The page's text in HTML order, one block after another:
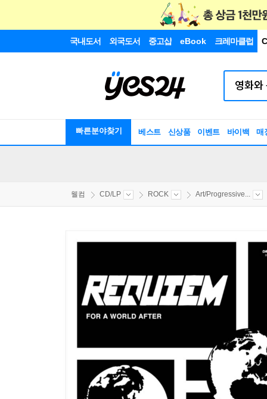
국내도서 외국도서 중고샵 eBook 크레마클럽
빠른분야찾기 베스트 신상품 이벤트 바이백 매
웰컴 CD/LP ROCK Art/Progressive...